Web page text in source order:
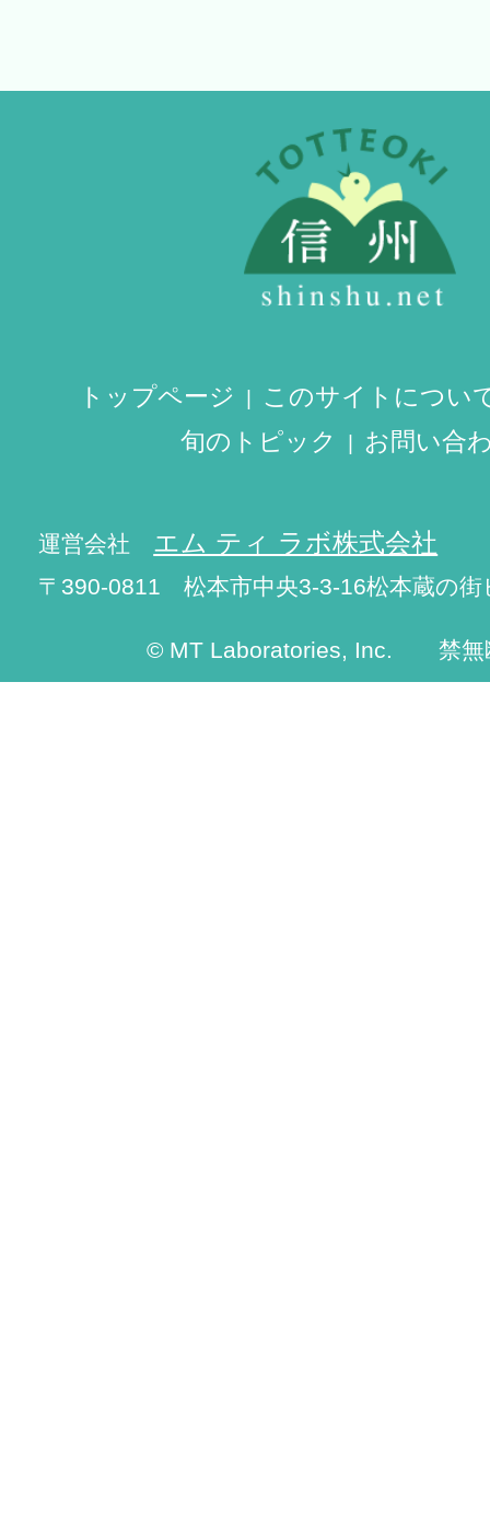
トップページ
このサイトについ
旬のトピック
お問い合
運営会社 エム ティ ラボ株式会社
〒390-0811 松本市中央3-3-16松本蔵の街
© MT Laboratories, Inc. 禁無